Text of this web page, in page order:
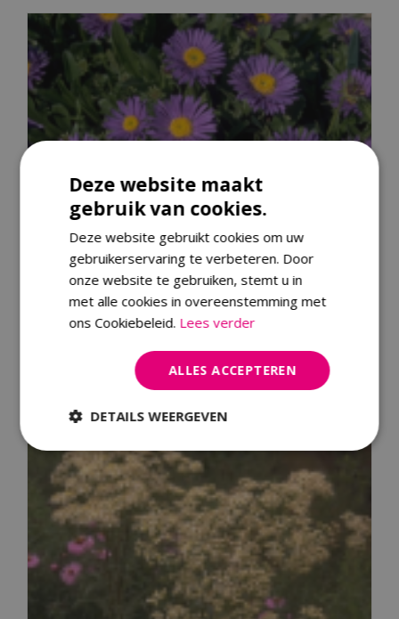
Alpenaster
Aster alpinus 'Dunkle Sch?ne'
Deze website maakt
gebruik van cookies.
Deze website gebruikt cookies om uw
gebruikerservaring te verbeteren. Door
onze website te gebruiken, stemt u in
met alle cookies in overeenstemming met
ons Cookiebeleid. Lees verder
ALLES ACCEPTEREN
DETAILS WEERGEVEN